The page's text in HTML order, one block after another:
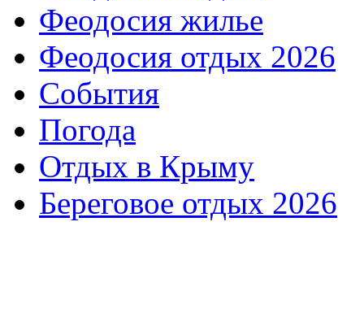
Феодосия жилье
Феодосия отдых 2026
События
Погода
Отдых в Крыму
Береговое отдых 2026